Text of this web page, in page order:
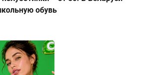
обувь